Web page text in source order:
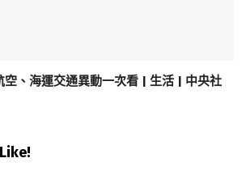
、海運交通異動一次看 | 生活 | 中央社